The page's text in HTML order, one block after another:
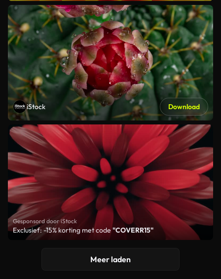
iStock Download
Gesponsord door iStock
Exclusief: -15% korting met code"COVERR15"
Meer laden